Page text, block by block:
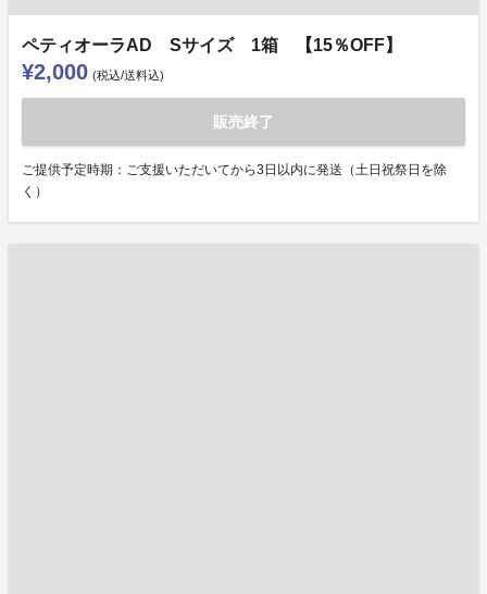
ペティオーラAD Sサイズ 1箱 【15％OFF】
¥2,000 (税込/送料込)
販売終了
ご提供予定時期：ご支援いただいてから3日以内に発送（土日祝祭日を除
く）